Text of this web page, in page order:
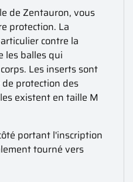
de Zentauron, vous
protection. La
contre la
les balles qui
Les inserts sont
protection des
existent en taille M
portant l'inscription
tourné vers